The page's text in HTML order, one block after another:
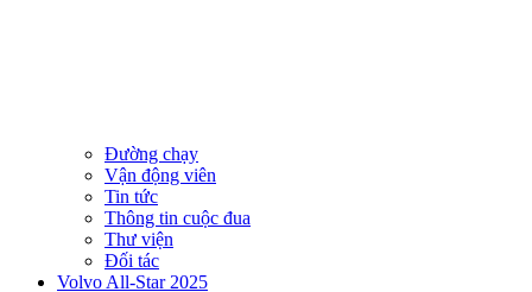
Đường chạy
Vận động viên
Tin tức
Thông tin cuộc đua
Thư viện
Đối tác
Volvo All-Star 2025